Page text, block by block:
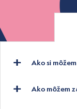
Ako si
Ako môžem